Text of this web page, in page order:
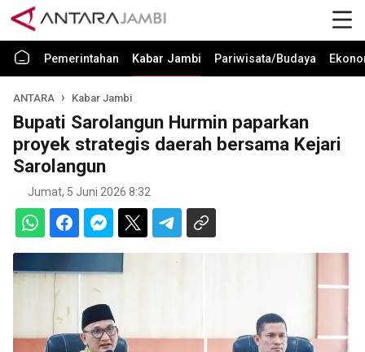
Pemerintahan Kabar Jambi Pariwisata/Budaya
ANTARA Kabar Jambi
Bupati Sarolangun Hurmin paparkan
proyek strategis daerah bersama Kejari
Sarolangun
Jumat, 5 Juni 2026 8:32